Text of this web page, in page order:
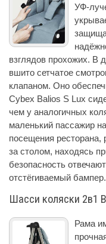
УФ-
взглядов прохожих. В
вшито сетчатое
клапаном. Оно
Cybex Balios S Lux
чем у аналогичных
маленький пассажир
посещения
за столом, находясь
безопасность
отстёгиваемый бампер.
Шасси коляски 2в1
Рама